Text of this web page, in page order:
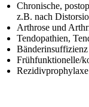
Chronische,
z.B. nach
Arthrose und
Tendopathien,
Bänderinsuffizienz
Frühfunktionelle/
Rezidivprophylaxe